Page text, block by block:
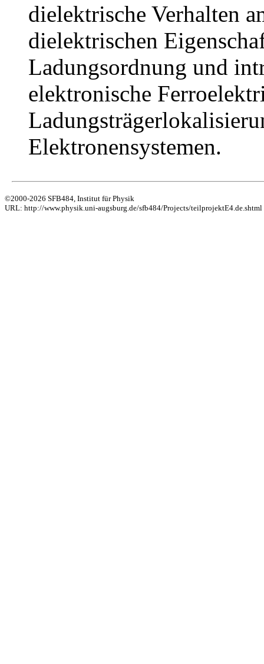
dielektrische Verhalten
dielektrischen
Ladungsordnung und
elektronische
Elektronensystemen.
©2000-2026 SFB484, Institut für Physik
URL: http://www.physik.uni-augsburg.de/sfb484/Projects/teilprojektE4.de.shtml